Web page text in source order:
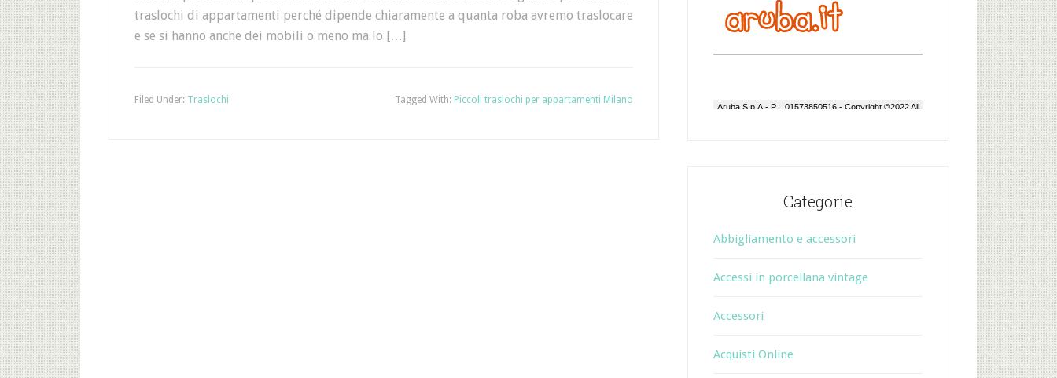
traslochi di appartamenti perché dipende chiaramente a quanta roba avremo traslocare
e se si hanno anche dei mobili o meno ma lo […]
Filed Under: Traslochi Tagged With: Piccoli traslochi per appartamenti Milano
Categorie
Abbigliamento e accessori
Accessi in porcellana vintage
Accessori
Acquisti Online